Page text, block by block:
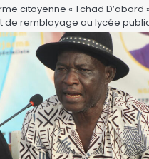
citoyenne « Tchad D’abord
de remblayage au lycée